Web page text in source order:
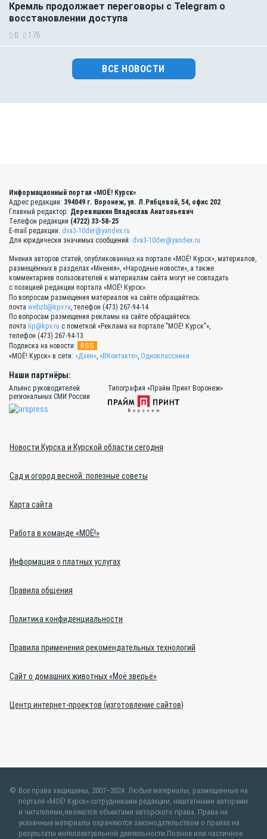
Кремль продолжает переговоры с Telegram о
восстановлении доступа
0 176
ВСЕ НОВОСТИ
Информационный портал «МОЁ! Курск»
Адрес редакции: 394049 г. Воронеж, ул. Л.Рябцевой, 54, офис 202
Главный редактор: Деревяшкин Владислав Анатольевич
Телефон редакции (4722) 33-58-25
E-mail редакции: dva3-10der@yandex.ru
Для юридически значимых сообщений: dva3-10der@yandex.ru
Мнения авторов статей, опубликованных на портале «МОЁ! Курск», материалов,
размещённых в разделах «Мнения», «Народные новости», а также
комментариев пользователей к материалам сайта могут не совпадать
с позицией редакции портала «МОЁ! Курск».
По вопросам размещения материалов на сайте обращайтесь:
почта webzb@kpv.ru, телефон (473) 267-94-14
По вопросам размещения рекламы на сайте обращайтесь:
почта lip@kpv.ru с пометкой «Реклама на портале "МОЁ! Курск"»,
телефон (473) 267-94-13
Подписка на новости:
RSS
«МОЁ! Курск» в сети: «Дзен», «ВКонтакте», Одноклассники
Наши партнёры:
Альянс руководителей
региональных СМИ России
Типография «Прайм Принт Воронеж»
Новости Курска и Курской области сегодня
Сад и огород весной: полезные советы
Карта сайта
Работа в команде «МОЁ!»
Информация о платных услугах
Правила общения
Политика конфиденциальности
Правила применения рекомендательных технологий
Сайт о домашних животных «Моё зверьё»
Центр интернет-проектов (изготовление сайтов)
Все права защищены, 2007–2024. Любые материалы, размещенные на
портале «МОЁ! Курск» сотрудниками редакции, нештатными авторами
и читателями,являются объектами авторского права. Права на
указанные материалы охраняются законодательством о правах на
результаты интеллектуальной деятельности.Полное или частичное